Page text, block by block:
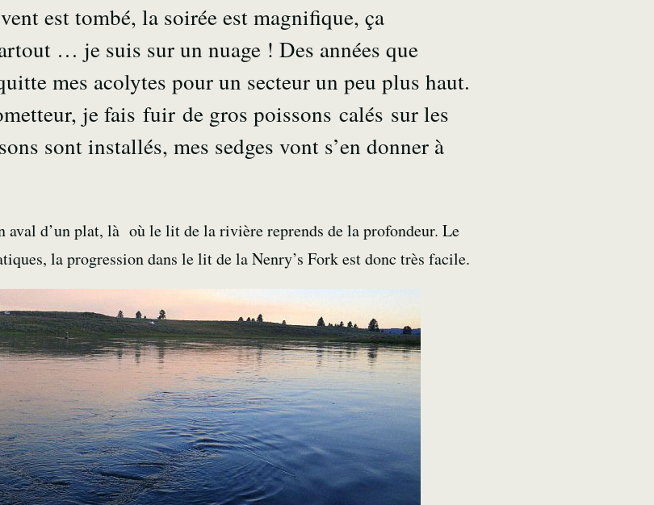
est tombé, la soirée est magnifique, ça
… je suis sur un nuage ! Des années que
mes acolytes pour un secteur un peu plus haut.
je fais fuir de gros poissons calés sur les
sont installés, mes sedges vont s’en donner à
d’un plat, là où le lit de la rivière reprends de la profondeur. Le
la progression dans le lit de la Nenry’s Fork est donc très facile.